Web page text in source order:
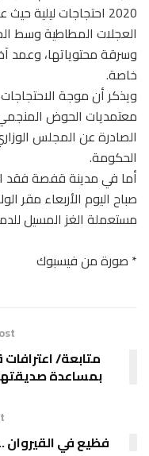
2020 احتجاجات
العجلات المطاطية وسط
وسرقة محتوياتها، وعمد
خاصة.
ويذكر أن موجة
معتمديات الحوض
الصادرة عن المجلس
الحكومة.
أما في مدينة قفصة فقد
صباح اليوم الأربعاء مقر
مستعملة الغز المسيل
* صورة من فيسبوك
بمساعدة
فظيع في القيروان